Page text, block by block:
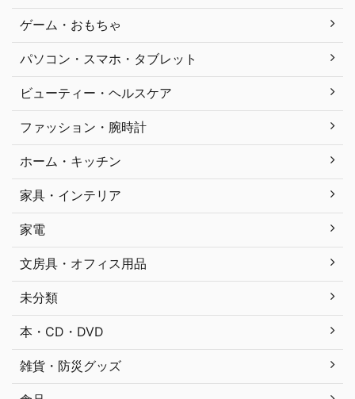
ゲーム・おもちゃ
パソコン・スマホ・タブレット
ビューティー・ヘルスケア
ファッション・腕時計
ホーム・キッチン
家具・インテリア
家電
文房具・オフィス用品
未分類
本・CD・DVD
雑貨・防災グッズ